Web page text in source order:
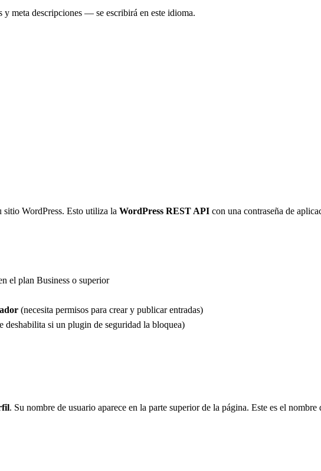
meta descripciones — se escribirá en este idioma.
sitio WordPress. Esto utiliza la WordPress REST API con una contraseña de
el plan Business o superior
(necesita permisos para crear y publicar entradas)
si un plugin de seguridad la bloquea)
. Su nombre de usuario aparece en la parte superior de la página. Este es el